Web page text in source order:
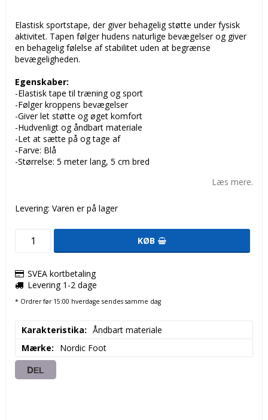
Elastisk sportstape, der giver behagelig støtte under fysisk
aktivitet. Tapen følger hudens naturlige bevægelser og giver
en behagelig følelse af stabilitet uden at begrænse
bevægeligheden.
Egenskaber:
-Elastisk tape til træning og sport
-Følger kroppens bevægelser
-Giver let støtte og øget komfort
-Hudvenligt og åndbart materiale
-Let at sætte på og tage af
-Farve: Blå
-Størrelse: 5 meter lang, 5 cm bred
Læs mere.
Levering: Varen er på lager
KØB
SVEA kortbetaling
Levering 1-2 dage
* Ordrer før 15:00 hverdage sendes samme dag
Karakteristika
Åndbart materiale
Mærke
Nordic Foot
DEL